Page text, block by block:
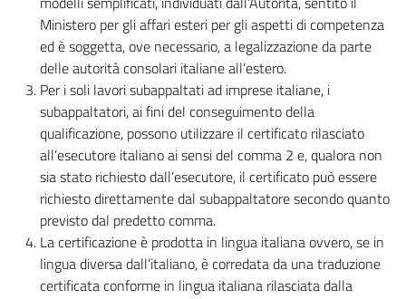
Ministero per gli affari esteri per gli aspetti di competenza
ed è soggetta, ove necessario, a legalizzazione da parte
delle autorità consolari italiane all’estero.
Per i soli lavori subappaltati ad imprese italiane, i
subappaltatori, ai fini del conseguimento della
qualificazione, possono utilizzare il certificato rilasciato
all’esecutore italiano ai sensi del comma 2 e, qualora non
sia stato richiesto dall’esecutore, il certificato può essere
richiesto direttamente dal subappaltatore secondo quanto
previsto dal predetto comma.
La certificazione è prodotta in lingua italiana ovvero, se in
lingua diversa dall’italiano, è corredata da una traduzione
certificata conforme in lingua italiana rilasciata dalla